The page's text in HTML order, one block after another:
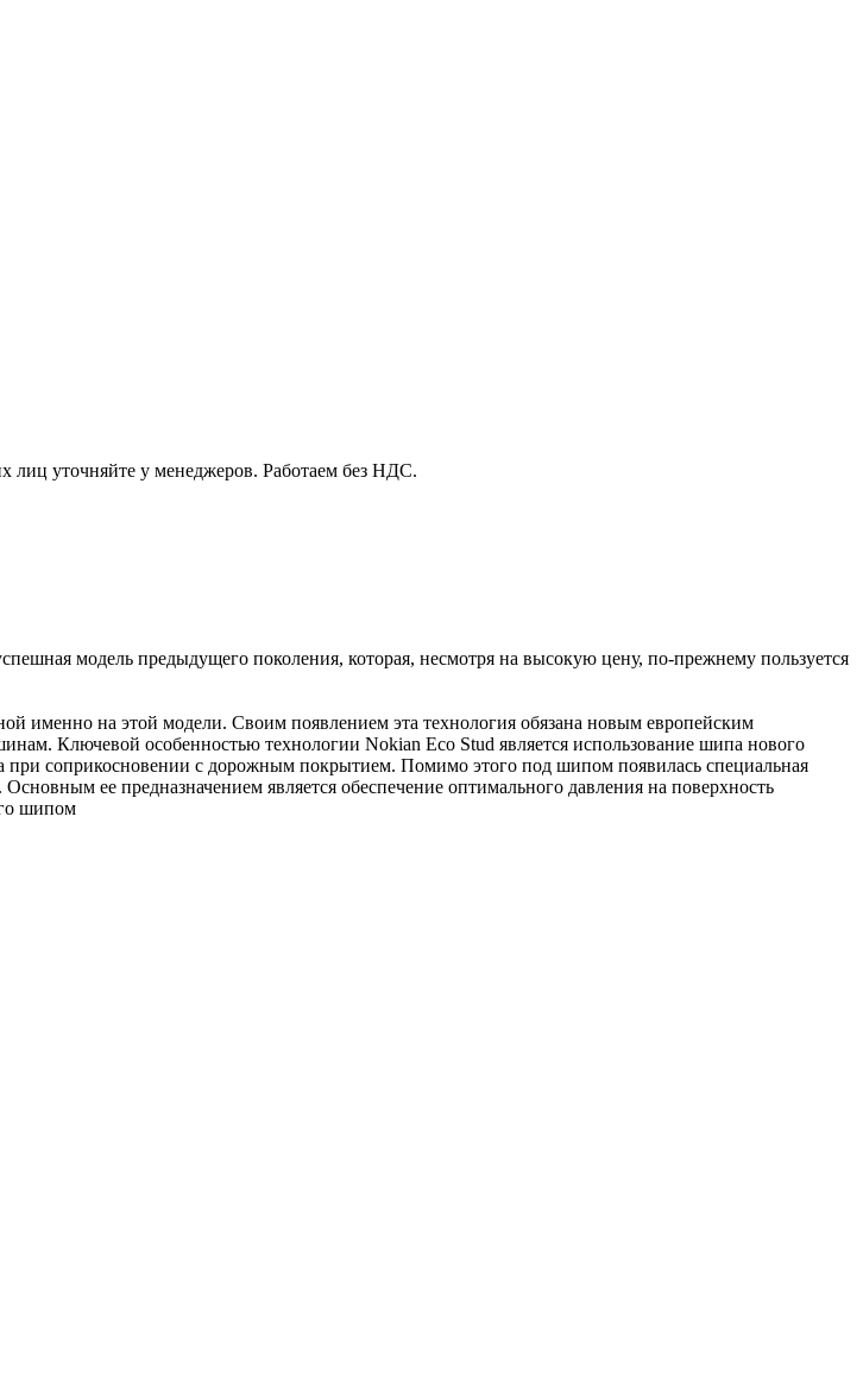
уточняйте у менеджеров. Работаем без НДС.
модель предыдущего поколения, которая, несмотря на высокую цену, по-прежнему пользуется
именно на этой модели. Своим появлением эта технология обязана новым европейским
Ключевой особенностью технологии Nokian Eco Stud является использование шипа нового
при соприкосновении с дорожным покрытием. Помимо этого под шипом появилась специальная
ее предназначением является обеспечение оптимального давления на поверхность
шипом